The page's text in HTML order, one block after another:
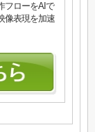
フローをAIで
像表現を加速